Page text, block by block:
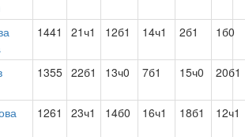
1441 21ч1 12б1 14ч1 2б1 1б0
1355 22б1 13ч0 7б1 15ч0 20б1
1261 23ч1 14б0 16ч1 18б1 12ч1